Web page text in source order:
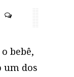
bebê,
um dos